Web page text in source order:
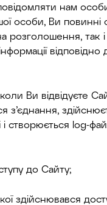
нам
особи, Ви повинні
розголошення, так
відповідно
Ви відвідуєте
з’єднання,
і створюється log-
до Сайту;
здійснювався